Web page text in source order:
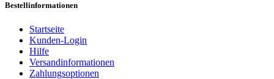
Bestellinformationen
Startseite
Kunden-Login
Hilfe
Versandinformationen
Zahlungsoptionen